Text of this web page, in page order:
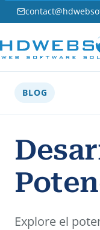
BLOG
Explore el